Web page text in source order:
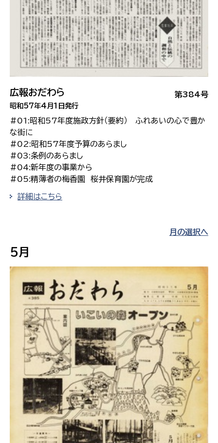
第384号
広報おだわら
昭和57年4月1日発行
#01:昭和57年度施政方針（要約） ふれあいの心で豊か
な街に
#02:昭和57年度予算のあらまし
#03:条例のあらまし
#04:新年度の事業から
#05:精薄者の梅香園 桜井保育園が完成
詳細はこちら
月の選択へ
5月